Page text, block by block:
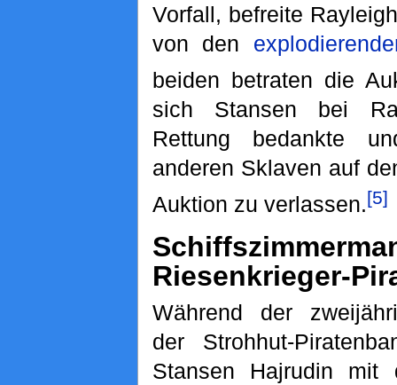
Vorfall, befreite
von den
beiden betraten die
sich Stansen bei
Rettung bedankte
anderen Sklaven auf
Auktion zu verlassen.[5]
Riesenkrieger-
Während der
der Strohhut-
Stansen Hajrudin